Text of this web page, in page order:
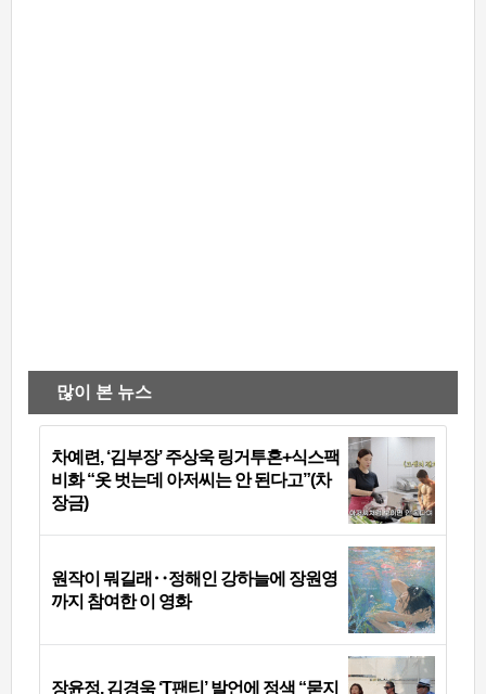
많이 본 뉴스
차예련, ‘김부장’ 주상욱 링거투혼+식스팩
비화 “옷 벗는데 아저씨는 안 된다고”(차
장금)
원작이 뭐길래‥정해인 강하늘에 장원영
까지 참여한 이 영화
장윤정, 김경욱 ‘T팬티’ 발언에 정색 “묻지